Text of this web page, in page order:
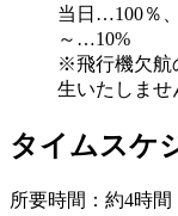
当日…100％
～…10%
※飛行機欠航
生いたしませ
タイムスケ
所要時間：約4時間